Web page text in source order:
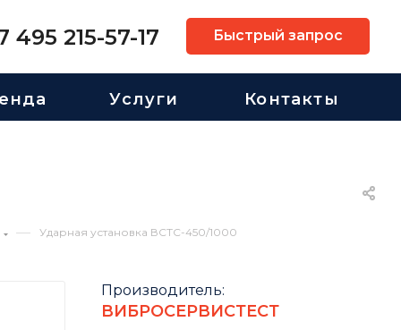
495 215-57-17 Быстрый запрос
Услуги Контакты
— Ударная установка ВСТС-450/1000
Производитель:
ВИБРОСЕРВИСТЕСТ